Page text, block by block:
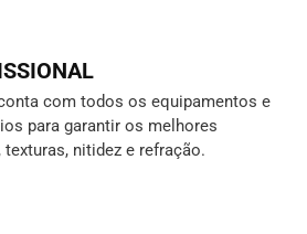
com todos os equipamentos e
para garantir os melhores
nitidez e refração.